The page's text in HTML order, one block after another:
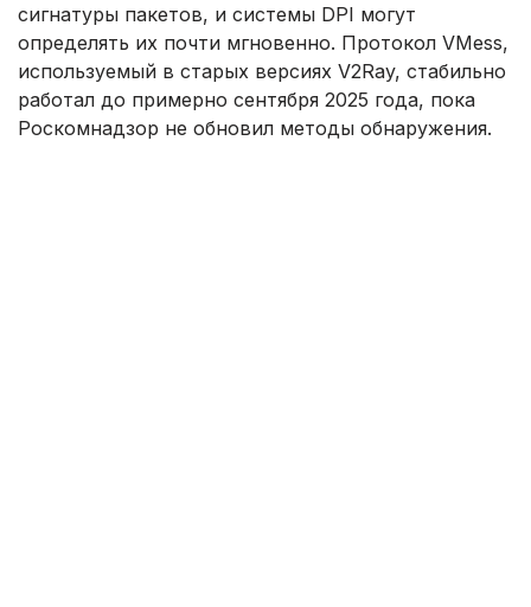
сигнатуры пакетов, и системы DPI могут
определять их почти мгновенно. Протокол VMess,
используемый в старых версиях V2Ray, стабильно
работал до примерно сентября 2025 года, пока
Роскомнадзор не обновил методы обнаружения.